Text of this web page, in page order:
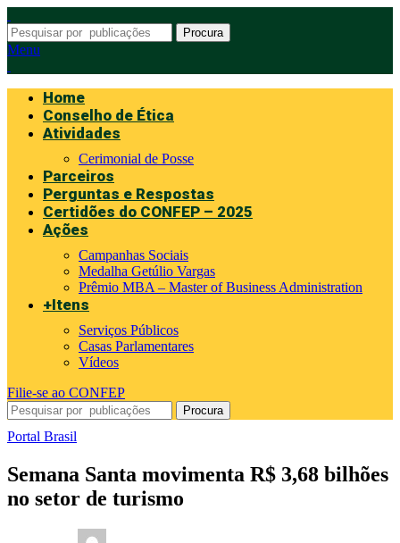
Procura
Menu
Home
Conselho de Ética
Atividades
Cerimonial de Posse
Parceiros
Perguntas e Respostas
Certidões do CONFEP – 2025
Ações
Campanhas Sociais
Medalha Getúlio Vargas
Prêmio MBA – Master of Business Administration
+Itens
Serviços Públicos
Casas Parlamentares
Vídeos
Filie-se ao CONFEP
Procura
Portal Brasil
Semana Santa movimenta R$ 3,68 bilhões
no setor de turismo